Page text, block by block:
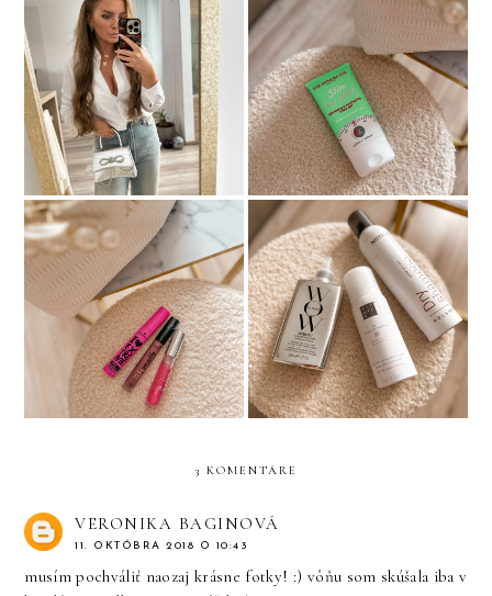
RECENZIA / NÁKUPY Z
BONPRIX
DERMACOL SLIM MY
BODY
Kozmetika Essence a moje
TIPY
3 PRODUKTY Z
NOTINA, KTORÉ
MUSÍTE MAŤ
3 KOMENTÁRE
VERONIKA BAGINOVÁ
11. OKTÓBRA 2018 O 10:43
musím pochváliť naozaj krásne fotky! :) vôňu som skúšala iba v